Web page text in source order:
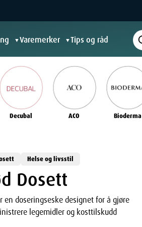
▼Varemerker ▼Tips og råd
Decubal ACO Bioderma
Helse og livsstil
Dosett
en doseringseske designet for å gjøre
legemidler og kosttilskudd